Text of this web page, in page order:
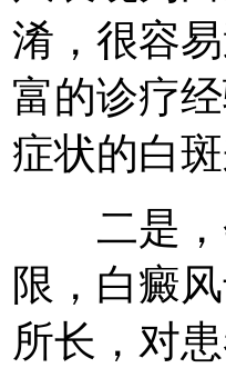
淆，很容
富的诊疗
症状的白
二是，
限，白癜
所长，对